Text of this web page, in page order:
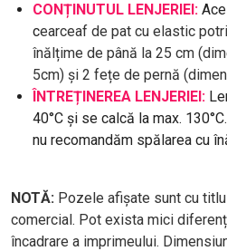
CONȚINUTUL LENJERIEI:
cearceaf de pat cu elastic
înălțime de până la 25 cm
5cm) și 2 fețe de pernă
ÎNTREȚINEREA LENJERIEI:
40°C și se calcă la max.
nu recomandăm spălarea cu
NOTĂ: Pozele afișate sunt cu
comercial. Pot exista mici
încadrare a imprimeului.